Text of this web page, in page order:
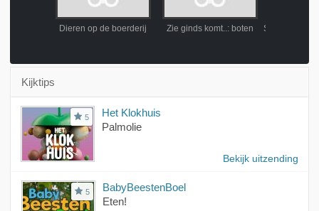
Dieren op de boerderij Zie ginds komt..: boten
Kijktips
5
Het Klokhuis
Palmolie
Bekijk uitzending
5
BabyBeestenBoel
Eten!